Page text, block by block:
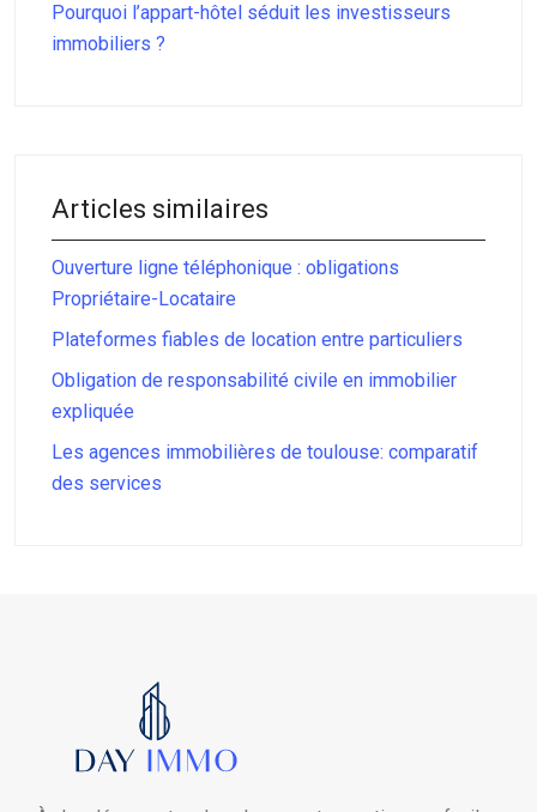
Pourquoi l’appart-hôtel séduit les investisseurs
immobiliers ?
Articles similaires
Ouverture ligne téléphonique : obligations
Propriétaire-Locataire
Plateformes fiables de location entre particuliers
Obligation de responsabilité civile en immobilier
expliquée
Les agences immobilières de toulouse: comparatif
des services